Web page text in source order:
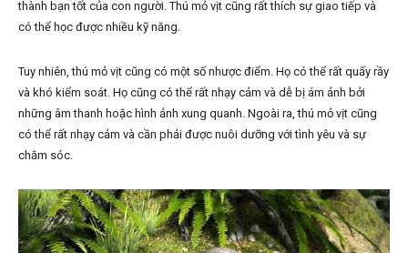
thành bạn tốt của con người. Thú mỏ vịt cũng rất thích sự giao tiếp và
có thể học được nhiều kỹ năng.
Tuy nhiên, thú mỏ vịt cũng có một số nhược điểm. Họ có thể rất quấy rầy
và khó kiểm soát. Họ cũng có thể rất nhạy cảm và dễ bị ám ảnh bởi
những âm thanh hoặc hình ảnh xung quanh. Ngoài ra, thú mỏ vịt cũng
có thể rất nhạy cảm và cần phải được nuôi dưỡng với tình yêu và sự
chăm sóc.